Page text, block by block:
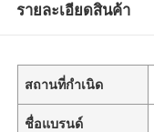
รายละเอียดสินค้า
สถานที่กำเนิด
ชื่อแบรนด์